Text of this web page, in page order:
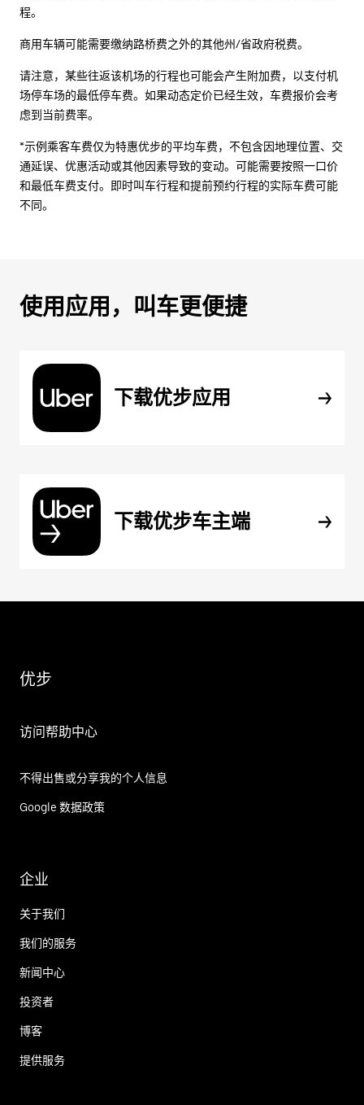
程。
商用车辆可能需要缴纳路桥费之外的其他州/省政府税费。
请注意，某些往返该机场的行程也可能会产生附加费，以支付机
场停车场的最低停车费。如果动态定价已经生效，车费报价会考
虑到当前费率。
*示例乘客车费仅为特惠优步的平均车费，不包含因地理位置、交
通延误、优惠活动或其他因素导致的变动。可能需要按照一口价
和最低车费支付。即时叫车行程和提前预约行程的实际车费可能
不同。
使用应用，叫车更便捷
下载优步应用
下载优步车主端
优步
访问帮助中心
不得出售或分享我的个人信息
Google 数据政策
企业
关于我们
我们的服务
新闻中心
投资者
博客
提供服务